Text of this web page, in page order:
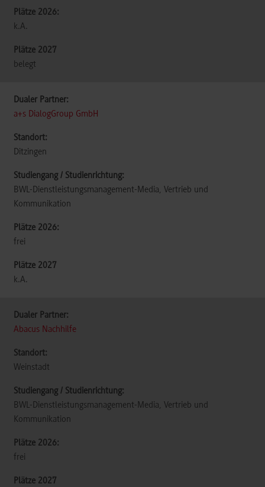
k.A.
belegt
a+s DialogGroup GmbH
Ditzingen
BWL-Dienstleistungsmanagement-Media, Vertrieb und
Kommunikation
frei
k.A.
Abacus Nachhilfe
Weinstadt
BWL-Dienstleistungsmanagement-Media, Vertrieb und
Kommunikation
frei